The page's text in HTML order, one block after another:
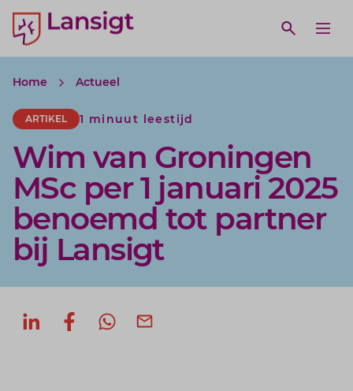
Lansigt Accountants logo
Open
search website
Home Actueel
ARTIKEL 1 minuut leestijd
Wim van Groningen
MSc per 1 januari 2025
benoemd tot partner
bij Lansigt
Deel op LinkedIn
Deel op Facebook